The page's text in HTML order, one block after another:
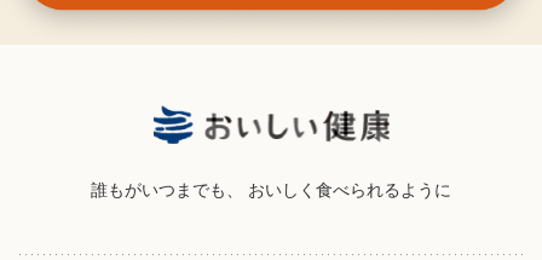
誰もがいつまでも、 おいしく食べられるように